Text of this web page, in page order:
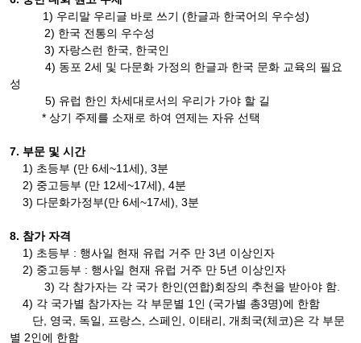
1) 우리말 우리글 바로 쓰기(한글과 한국어의 우수성)
2) 한국 전통의 우수성
3) 자랑스런 한국
한국인
4) 동포 2세 및 다문화 가정의 한글과 한국 문화 교육의 필요
성
5) 유럽 한인 차세대로서의 우리가 가야 할 길
* 상기 주제를 소재로 하여 연제는 자유 선택
7. 부문 및 시간
1) 초등부 (만 6세~11세), 3분
2) 중고등부 (만 12세~17세), 4분
3) 다문화가정부(만 6세~17세), 3분
8. 참가 자격
1) 초등부 : 행사일 현재 유럽 거주 만 3년 이상인자
2) 중고등부 : 행사일 현재 유럽 거주 만 5년 이상인자
3) 각 참가자는 각 국가 한인(연합)회장의 추천을 받아야 함.
4) 각 국가별 참가자는 각 부문별 1 인 (국가별 총3명)에 한함
단 영국 독일 프랑스 스페인 이태리 개최국(체코)은 각 부문
별 2인에 한함